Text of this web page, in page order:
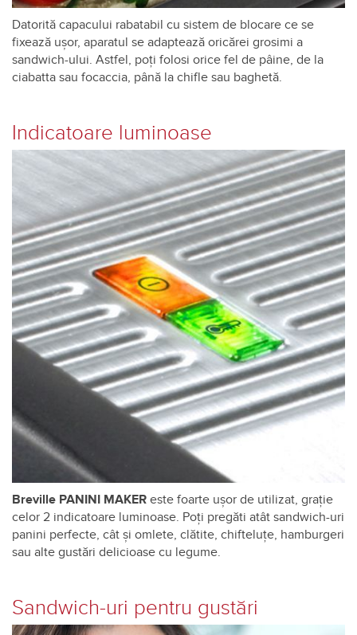
Datorită capacului rabatabil cu sistem de blocare ce se
fixează ușor, aparatul se adaptează oricărei grosimi a
sandwich-ului. Astfel, poţi folosi orice fel de pâine, de la
ciabatta sau focaccia, până la chifle sau baghetă.
Indicatoare luminoase
Breville PANINI MAKER este foarte ușor de utilizat, grație
celor 2 indicatoare luminoase. Poți pregăti atât sandwich-uri
panini perfecte, cât și omlete, clătite, chifteluțe, hamburgeri
sau alte gustări delicioase cu legume.
Sandwich-uri pentru gustări